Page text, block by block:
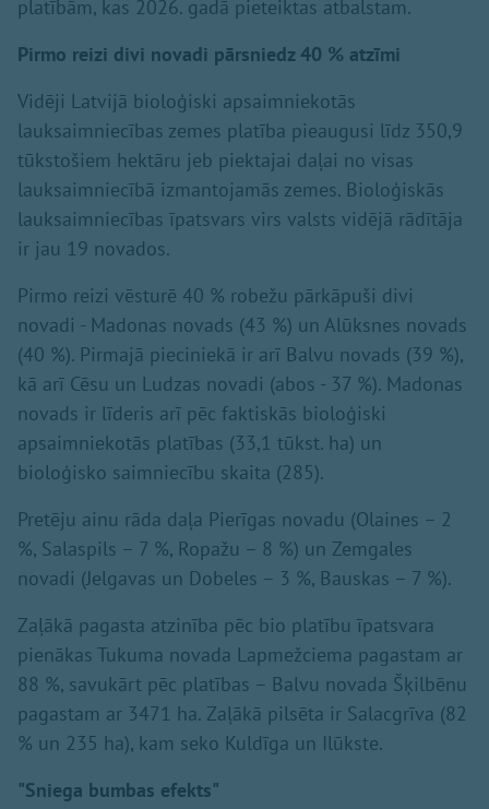
platībām, kas 2026. gadā pieteiktas atbalstam.
Pirmo reizi divi novadi pārsniedz 40 % atzīmi
Vidēji Latvijā bioloģiski apsaimniekotās
lauksaimniecības zemes platība pieaugusi līdz 350,9
tūkstošiem hektāru jeb piektajai daļai no visas
lauksaimniecībā izmantojamās zemes. Bioloģiskās
lauksaimniecības īpatsvars virs valsts vidējā rādītāja
ir jau 19 novados.
Pirmo reizi vēsturē 40 % robežu pārkāpuši divi
novadi - Madonas novads (43 %) un Alūksnes novads
(40 %). Pirmajā pieciniekā ir arī Balvu novads (39 %),
kā arī Cēsu un Ludzas novadi (abos - 37 %). Madonas
novads ir līderis arī pēc faktiskās bioloģiski
apsaimniekotās platības (33,1 tūkst. ha) un
bioloģisko saimniecību skaita (285).
Pretēju ainu rāda daļa Pierīgas novadu (Olaines – 2
%, Salaspils – 7 %, Ropažu – 8 %) un Zemgales
novadi (Jelgavas un Dobeles – 3 %, Bauskas – 7 %).
Zaļākā pagasta atzinība pēc bio platību īpatsvara
pienākas Tukuma novada Lapmežciema pagastam ar
88 %, savukārt pēc platības – Balvu novada Šķilbēnu
pagastam ar 3471 ha. Zaļākā pilsēta ir Salacgrīva (82
% un 235 ha), kam seko Kuldīga un Ilūkste.
"Sniega bumbas efekts"